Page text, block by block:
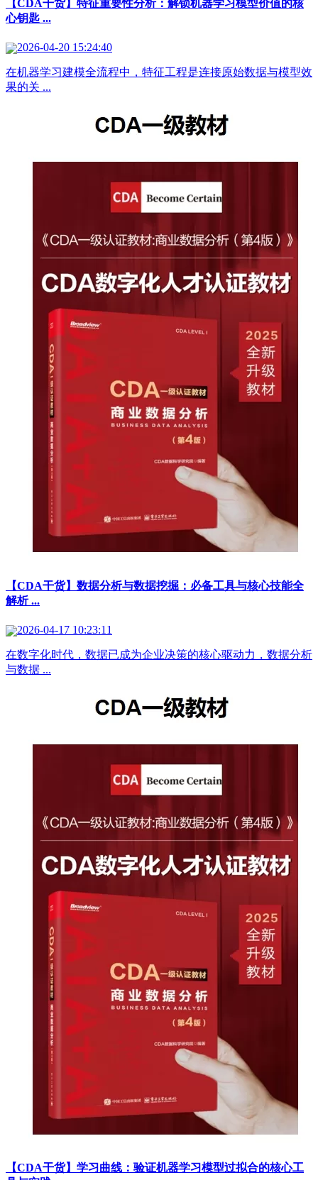
【CDA干货】特征重要性分析：解锁机器学习模型价值的核
心钥匙 ...
2026-04-20 15:24:40
在机器学习建模全流程中，特征工程是连接原始数据与模型效
果的关 ...
【CDA干货】数据分析与数据挖掘：必备工具与核心技能全
解析 ...
2026-04-17 10:23:11
在数字化时代，数据已成为企业决策的核心驱动力，数据分析
与数据 ...
【CDA干货】学习曲线：验证机器学习模型过拟合的核心工